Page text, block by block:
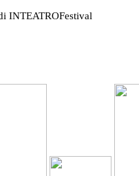
INTEATROFestival